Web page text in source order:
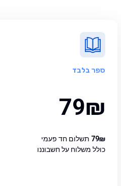
ספר בלבד
79₪
79₪ תשלום חד פעמי
כולל משלוח על חשבוננו